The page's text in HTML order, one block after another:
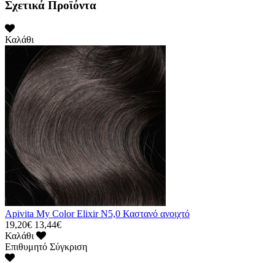
Σχετικά Προϊόντα
Καλάθι
Apivita My Color Elixir N5,0 Καστανό ανοιχτό
19,20€ 13,44€
Καλάθι
Επιθυμητό Σύγκριση